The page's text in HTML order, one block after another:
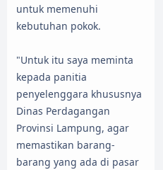
untuk memenuhi
kebutuhan pokok.
"Untuk itu saya meminta
kepada panitia
penyelenggara khususnya
Dinas Perdagangan
Provinsi Lampung, agar
memastikan barang-
barang yang ada di pasar